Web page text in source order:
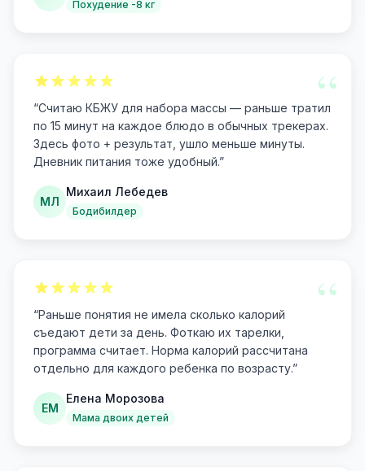
Похудение -8 кг
“
“Считаю КБЖУ для набора массы — раньше тратил
по 15 минут на каждое блюдо в обычных трекерах.
Здесь фото + результат, ушло меньше минуты.
Дневник питания тоже удобный.”
МЛ
Михаил Лебедев
Бодибилдер
“
“Раньше понятия не имела сколько калорий
съедают дети за день. Фоткаю их тарелки,
программа считает. Норма калорий рассчитана
отдельно для каждого ребенка по возрасту.”
ЕМ
Елена Морозова
Мама двоих детей